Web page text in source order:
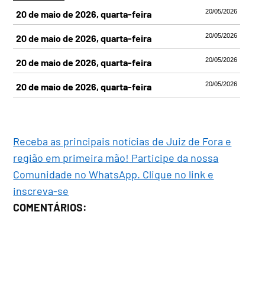
20/05/2026
20 de maio de 2026, quarta-feira
20/05/2026
20 de maio de 2026, quarta-feira
20/05/2026
20 de maio de 2026, quarta-feira
20/05/2026
20 de maio de 2026, quarta-feira
Receba as principais notícias de Juiz de Fora e
região em primeira mão! Participe da nossa
Comunidade no WhatsApp. Clique no link e
inscreva-se
COMENTÁRIOS: